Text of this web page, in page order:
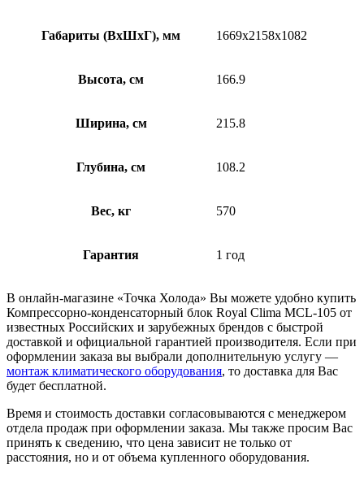
Габариты (ВхШхГ), мм 1669x2158x1082
Высота, см 166.9
Ширина, см 215.8
Глубина, см 108.2
Вес, кг 570
Гарантия 1 год
В онлайн-магазине «Точка Холода» Вы можете удобно купить
Компрессорно-конденсаторный блок Royal Clima MCL-105 от
известных Российских и зарубежных брендов с быстрой
доставкой и официальной гарантией производителя. Если при
оформлении заказа вы выбрали дополнительную услугу —
монтаж климатического оборудования, то доставка для Вас
будет бесплатной.
Время и стоимость доставки согласовываются с менеджером
отдела продаж при оформлении заказа. Мы также просим Вас
принять к сведению, что цена зависит не только от
расстояния, но и от объема купленного оборудования.